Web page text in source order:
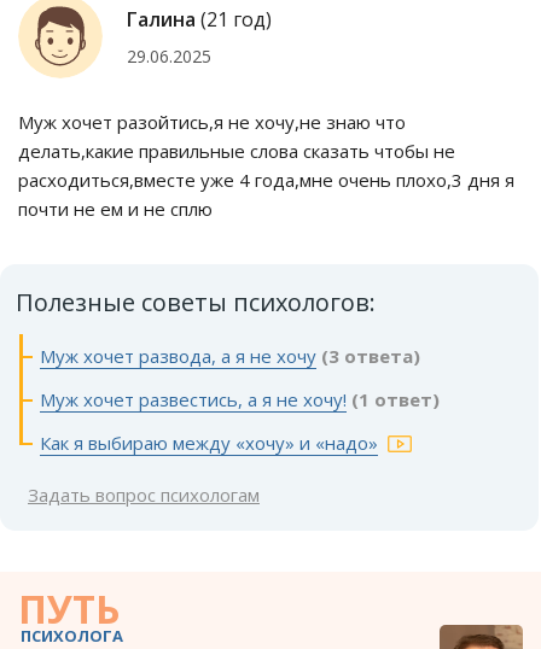
Галина (21 год)
29.06.2025
Муж хочет разойтись,я не хочу,не знаю что
делать,какие правильные слова сказать чтобы не
расходиться,вместе уже 4 года,мне очень плохо,3 дня я
почти не ем и не сплю
Полезные советы психологов:
Муж хочет развода, а я не хочу (3 ответа)
Муж хочет развестись, а я не хочу! (1 ответ)
Как я выбираю между «хочу» и «надо»
Задать вопрос психологам
ПУТЬ
ПСИХОЛОГА